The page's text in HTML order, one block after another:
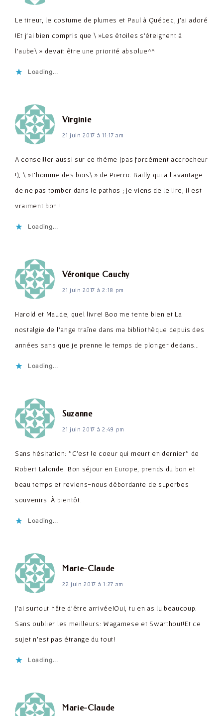
Le tireur, le costume de plumes et Paul à Québec, j'ai adoré
!Et j'ai bien compris que \ »Les étoiles s'éteignent à
l'aube\ » devait être une priorité absolue^^
Loading...
Virginiedit :
21 juin 2017 à 11:17 am
A conseiller aussi sur ce thème (pas forcèment accrocheur
!), \ »L'homme des bois\ » de Pierric Bailly qui a l'avantage
de ne pas tomber dans le pathos ; je viens de le lire, il est
vraiment bon !
Loading...
Véronique Cauchydit :
21 juin 2017 à 2:18 pm
Harold et Maude, quel livre! Boo me tente bien et La
nostalgie de l'ange traîne dans ma bibliothèque depuis des
années sans que je prenne le temps de plonger dedans…
Loading...
Suzannedit :
21 juin 2017 à 2:49 pm
Sans hésitation: ''C’est le coeur qui meurt en dernier'' de
Robert Lalonde. Bon séjour en Europe, prends du bon et
beau temps et reviens-nous débordante de superbes
souvenirs. À bientôt.
Loading...
Marie-Claudedit :
22 juin 2017 à 1:27 am
J'ai surtout hâte d'être arrivée!Oui, tu en as lu beaucoup.
Sans oublier les meilleurs: Wagamese et Swarthout!Et ce
sujet n'est pas étrange du tout!
Loading...
Marie-Claudedit :